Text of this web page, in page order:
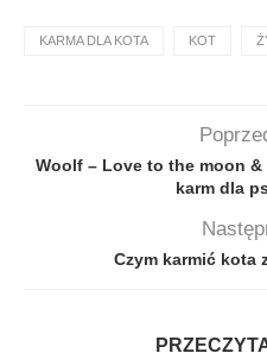
KARMA DLA KOTA KOT
Woolf – Love to the moon
karm dla
Czym karmić kota